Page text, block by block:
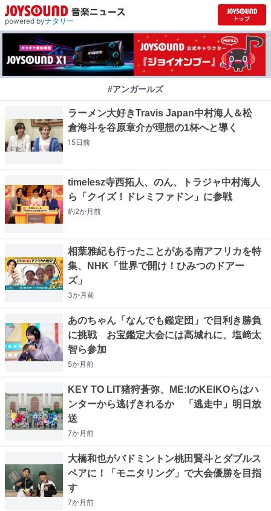
powered byナタリー
#アンガールズ
ラーメン大好きTravis Japan中村海人＆松
倉海斗を谷原章介が理想の1杯へと導く
15日前
timelesz寺西拓人、のん、トラジャ中村海人
ら「クイズ！ドレミファドン」に参戦
約2か月前
相葉雅紀も行ったことがある南アフリカを特
集、NHK「世界で開け！ひみつのドアー
ズ」
3か月前
あのちゃん「なんでも鑑定団」で目利き勝負
に挑戦 お宝鑑定大会には高城れに、塩﨑太
智ら参加
5か月前
KEY TO LIT猪狩蒼弥、ME:IのKEIKOらはハ
ンターから逃げきれるか 「逃走中」明日放
送
7か月前
大橋和也がバドミントン桃田賢斗とダブルス
ペアに！「モニタリング」で大会優勝を目指
す
7か月前